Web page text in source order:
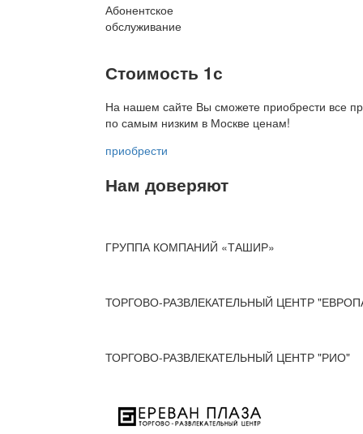
Абонентское
обслуживание
Стоимость 1с
На нашем сайте Вы сможете приобрести все
по самым низким в Москве ценам!
приобрести
Нам доверяют
ГРУППА КОМПАНИЙ «ТАШИР»
ТОРГОВО-РАЗВЛЕКАТЕЛЬНЫЙ ЦЕНТР
ТОРГОВО-РАЗВЛЕКАТЕЛЬНЫЙ ЦЕНТР "РИО"